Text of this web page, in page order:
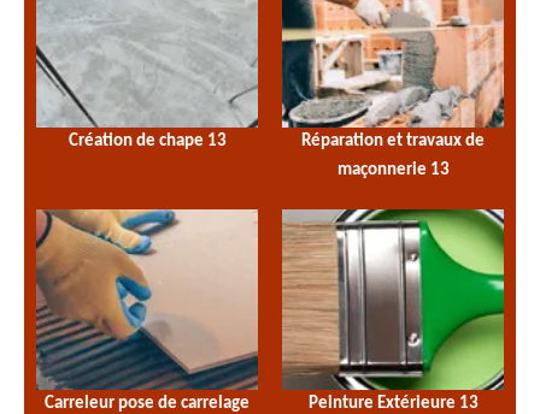
Création de chape 13
Réparation et travaux de
maçonnerie 13
Carreleur pose de carrelage
Peinture Extérieure 13